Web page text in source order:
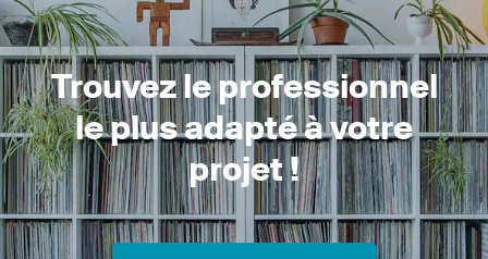
Trouvez le professionnel
le plus adapté à votre
projet !